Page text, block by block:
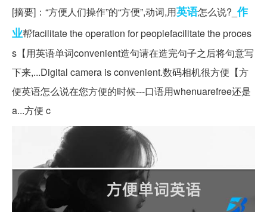
[摘要]：“方便人们操作”的“方便”,动词,用英语怎么说?_作
业帮facilitate the operation for peoplefacilitate the proces
s【用英语单词convenient造句请在造完句子之后将句意写
下来,...Digital camera is convenient.数码相机很方便【方
便英语怎么说在您方便的时候---口语用whenuarefree还是
a...方便 c